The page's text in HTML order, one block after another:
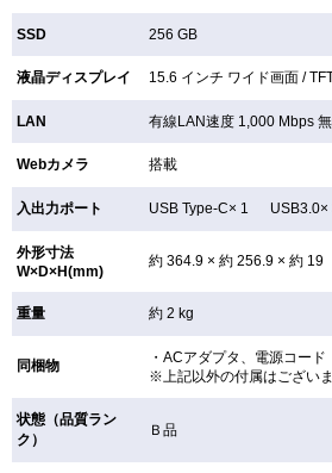
SSD 256 GB
液晶ディスプレイ 15.6 インチ ワイド画面 /
LAN 有線LAN速度 1,000 Mbps
Webカメラ 搭載
入出力ポート USB Type-C× 1
外形寸法
W×D×H(mm)
約 364.9 × 約 256.9 × 約 19
重量 約 2 kg
同梱物
・ACアダプタ、電源コード
※上記以外の付属はございま
状態（品質ラン
ク）
Ｂ品